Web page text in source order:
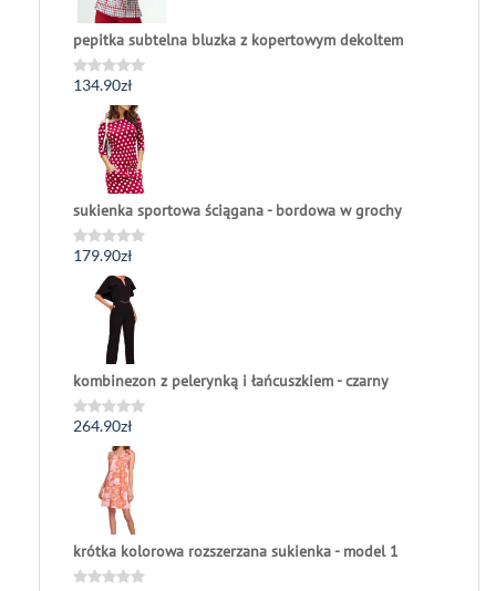
pepitka subtelna bluzka z kopertowym dekoltem
Oceniono
134.90zł
sukienka sportowa ściągana - bordowa w grochy
Oceniono
179.90zł
kombinezon z pelerynką i łańcuszkiem - czarny
Oceniono
264.90zł
krótka kolorowa rozszerzana sukienka - model 1